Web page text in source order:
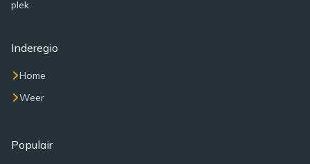
plek.
Inderegio
Home
Weer
Populair